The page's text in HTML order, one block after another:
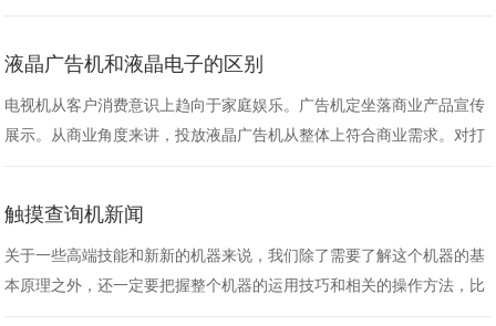
液晶广告机和液晶电子的区别
电视机从客户消费意识上趋向于家庭娱乐。广告机定坐落商业产品宣传
展示。从商业角度来讲，投放液晶广告机从整体上符合商业需求。对打
示更适合通过液晶广告机来打造专业，威望的商业媒体传达平台。 软硬
件……
触摸查询机新闻
关于一些高端技能和新新的机器来说，我们除了需要了解这个机器的基
本原理之外，还一定要把握整个机器的运用技巧和相关的操作方法，比